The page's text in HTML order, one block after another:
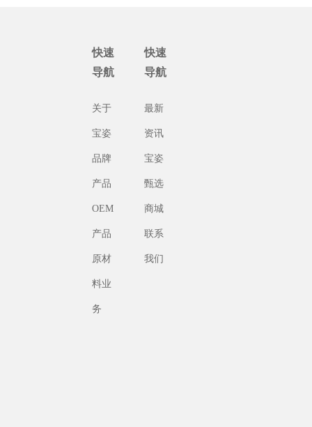
快速
导航
关于
宝姿
品牌
产品
OEM
产品
原材
料业
务
快速
导航
最新
资讯
宝姿
甄选
商城
联系
我们